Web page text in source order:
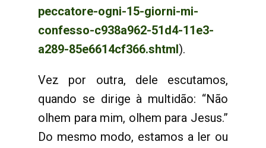
peccatore-ogni-15-giorni-mi-
confesso-c938a962-51d4-11e3-
a289-85e6614cf366.shtml).
Vez por outra, dele escutamos,
quando se dirige à multidão: “Não
olhem para mim, olhem para Jesus.”
Do mesmo modo, estamos a ler ou